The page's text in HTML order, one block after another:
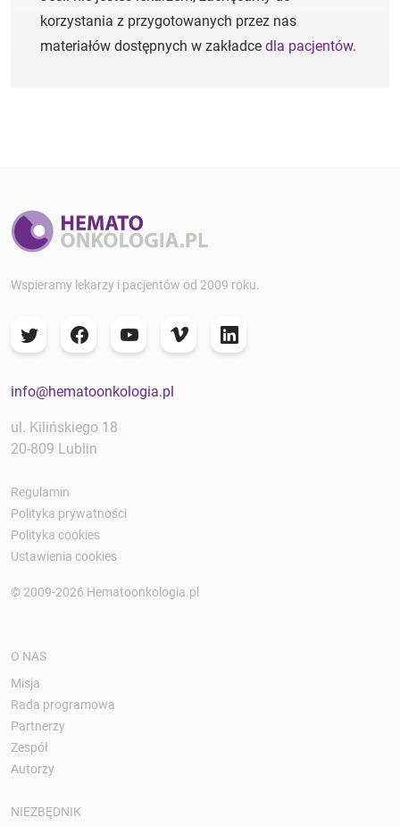
korzystania z przygotowanych przez nas
materiałów dostępnych w zakładce dla pacjentów.
Wspieramy lekarzy i pacjentów od 2009 roku.
info@hematoonkologia.pl
ul. Kilińskiego 18
20-809 Lublin
Regulamin
Polityka prywatności
Polityka cookies
Ustawienia cookies
© 2009-2026 Hematoonkologia.pl
O NAS
Misja
Rada programowa
Partnerzy
Zespół
Autorzy
NIEZBĘDNIK